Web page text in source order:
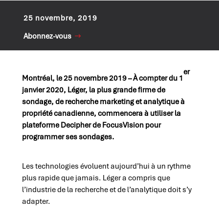
25 novembre, 2019
Abonnez-vous
Montréal, le 25 novembre 2019 – À compter du 1
er
janvier 2020, Léger, la plus grande firme de
sondage, de recherche marketing et analytique à
propriété canadienne, commencera à utiliser la
plateforme Decipher de FocusVision pour
programmer ses sondages.
Les technologies évoluent aujourd’hui à un rythme
plus rapide que jamais. Léger a compris que
l’industrie de la recherche et de l’analytique doit s’y
adapter.